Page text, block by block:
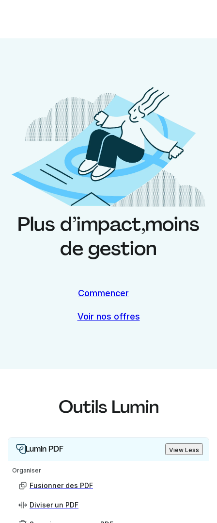
Plus d’impact,moins
de gestion
Commencer
Voir nos offres
Outils Lumin
Lumin PDF View Less
Organiser
Fusionner des PDF
Diviser un PDF